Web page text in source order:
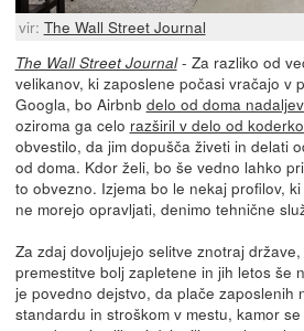
vir: The Wall Street Journal
The Wall Street Journal- Za razliko od
velikanov, ki zaposlene počasi vračajo v
Googla, bo Airbnb delo od doma
oziroma ga celo razširil v delo od
obvestilo, da jim dopušča živeti in delati
od doma. Kdor želi, bo še vedno lahko
to obvezno. Izjema bo le nekaj profilov,
ne morejo opravljati, denimo tehnične
Za zdaj dovoljujejo selitve znotraj
premestitve bolj zapletene in jih letos še
je povedno dejstvo, da plače zaposlenih
standardu in stroškom v mestu, kamor